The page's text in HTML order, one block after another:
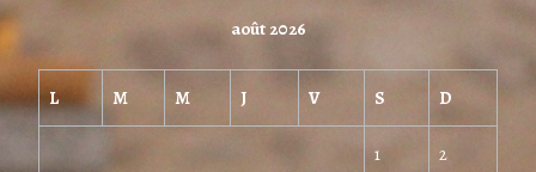
août 2026
L M M J V S D
1 2